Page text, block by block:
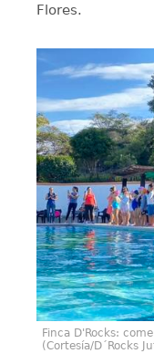
Flores.
Finca D'Rocks:
(Cortesía/D´Rocks